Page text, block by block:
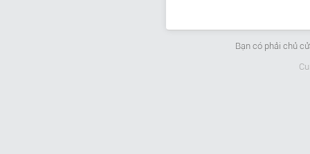
Bạn có phải chủ